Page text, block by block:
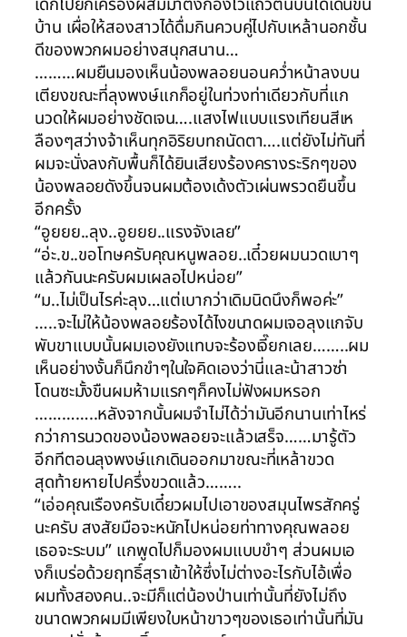
บ้าน เผื่อให้สองสาวได้ดื่มกินควบคู่ไปกับเหล้านอกชั้น
ดีของพวกผมอย่างสนุกสนาน…
………ผมยืนมองเห็นน้องพลอยนอนคว่ำหน้าลงบน
เตียงขณะที่ลุงพงษ์แกก็อยู่ในท่วงท่าเดียวกับที่แก
นวดให้ผมอย่างชัดเจน….แสงไฟแบบแรงเทียนสีเห
ลืองๆสว่างจ้าเห็นทุกอิริยบทถนัดตา….แต่ยังไม่ทันที่
ผมจะนั่งลงกับพื้นก็ได้ยินเสียงร้องครางระริกๆของ
น้องพลอยดังขึ้นจนผมต้องเด้งตัวเผ่นพรวดยืนขึ้น
อีกครั้ง
“อูยยย..ลุง..อูยยย..แรงจังเลย”
“อ่ะ.ข..ขอโทษครับคุณหนูพลอย..เดี๋วยผมนวดเบาๆ
แล้วกันนะครับผมเผลอไปหน่อย”
“ม..ไม่เป็นไรค่ะลุง…แต่เบากว่าเดิมนิดนึงก็พอค่ะ”
…..จะไม่ให้น้องพลอยร้องได้ไงขนาดผมเจอลุงแกจับ
พับขาแบบนั้นผมเองยังแทบจะร้องเจี๊ยกเลย……..ผม
เห็นอย่างงั้นก็นึกขำๆในใจคิดเองว่านี่และน้าสาวซ่า
โดนซะมั้งขืนผมห้ามแรกๆก็คงไม่ฟังผมหรอก
…………..หลังจากนั้นผมจำไม่ได้ว่ามันอีกนานเท่าไหร่
กว่าการนวดของน้องพลอยจะแล้วเสร็จ……มารู้ตัว
อีกทีตอนลุงพงษ์แกเดินออกมาขณะที่เหล้าขวด
สุดท้ายหายไปครึ่งขวดแล้ว……..
“เอ่อคุณเรืองครับเดี๋ยวผมไปเอาของสมุนไพรสักครู่
นะครับ สงสัยมือจะหนักไปหน่อยท่าทางคุณพลอย
เธอจะระบม” แกพูดไปก็มองผมแบบขำๆ ส่วนผมเอ
งก็เบร่อด้วยฤทธิ์สุราเข้าให้ซึ่งไม่ต่างอะไรกับไอ้เพื่อ
ผมทั้งสองคน..จะมีก็แต่น้องป่านเท่านั้นที่ยังไม่ถึง
ขนาดพวกผมมีเพียงใบหน้าขาวๆของเธอเท่านั้นที่มัน